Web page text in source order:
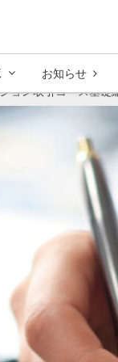
お知らせ
ョン取引コース基礎